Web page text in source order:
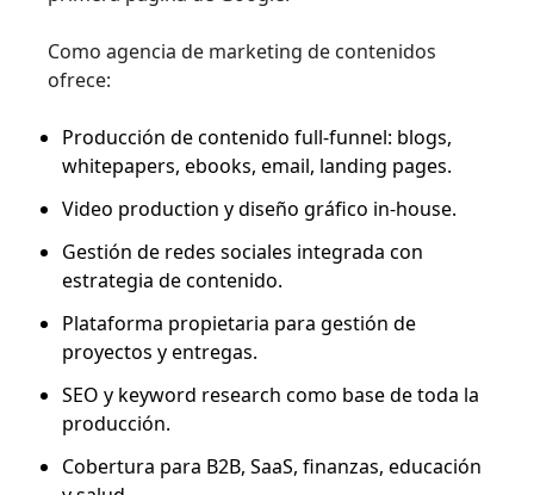
Como agencia de marketing de contenidos
ofrece:
Producción de contenido full-funnel: blogs,
whitepapers, ebooks, email, landing pages.
Video production y diseño gráfico in-house.
Gestión de redes sociales integrada con
estrategia de contenido.
Plataforma propietaria para gestión de
proyectos y entregas.
SEO y keyword research como base de toda la
producción.
Cobertura para B2B, SaaS, finanzas, educación